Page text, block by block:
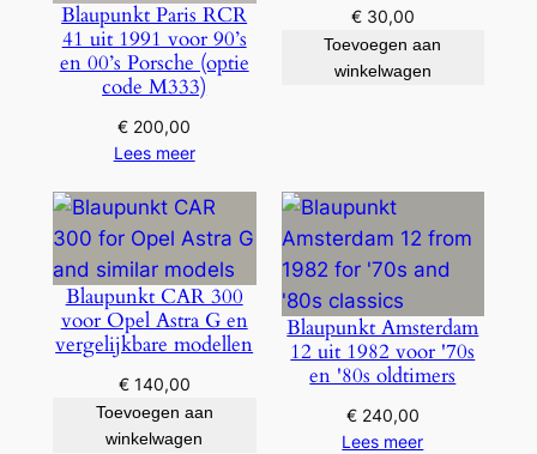
Blaupunkt Paris RCR
41 uit 1991 voor 90’s
en 00’s Porsche (optie
code M333)
€ 200,00
Lees meer
€30,00
Toevoegen aan
winkelwagen
Blaupunkt CAR 300
voor Opel Astra G en
vergelijkbare modellen
€140,00
Toevoegen aan
winkelwagen
Blaupunkt Amsterdam
12 uit 1982 voor '70s
en '80s oldtimers
€240,00
Lees meer